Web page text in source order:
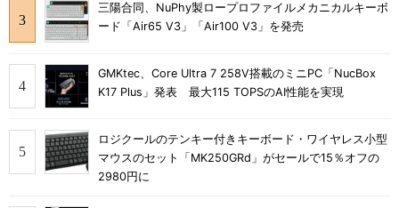
三陽合同、NuPhy製ロープロファイルメカニカルキーボ
ード「Air65 V3」「Air100 V3」を発売
GMKtec、Core Ultra 7 258V搭載のミニPC「NucBox
K17 Plus」発表 最大115 TOPSのAI性能を実現
ロジクールのテンキー付きキーボード・ワイヤレス小型
マウスのセット「MK250GRd」がセールで15％オフの
2980円に